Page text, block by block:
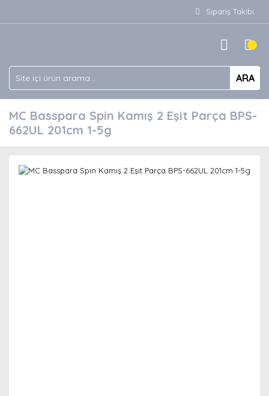
Sipariş Takibi
ARA
MC Basspara Spin Kamış 2 Eşit Parça BPS-
662UL 201cm 1-5g